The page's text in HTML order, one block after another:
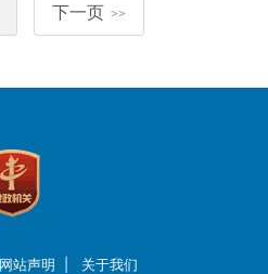
下一页 >>
网站声明
关于我们